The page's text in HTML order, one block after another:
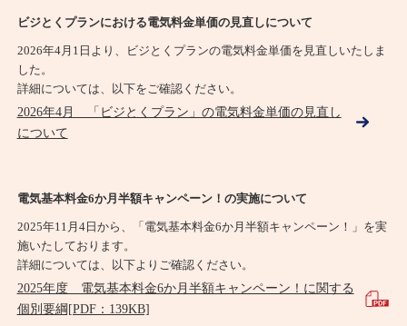
ビジとくプランにおける電気料金単価の見直しについて
2026年4月1日より、ビジとくプランの電気料金単価を見直しいたしま
した。
詳細については、以下をご確認ください。
2026年4月 「ビジとくプラン」の電気料金単価の見直し
について
電気基本料金6か月半額キャンペーン！の実施について
2025年11月4日から、「電気基本料金6か月半額キャンペーン！」を実
施いたしております。
詳細については、以下よりご確認ください。
2025年度 電気基本料金6か月半額キャンペーン！に関する
個別要綱[PDF：139KB]